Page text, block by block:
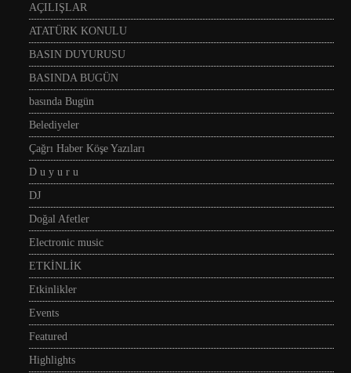
AÇILIŞLAR
ATATÜRK KONULU
BASIN DUYURUSU
BASINDA BUGÜN
basında Bugün
Belediyeler
Çağrı Haber Köşe Yazıları
D u y u r u
DJ
Doğal Afetler
Electronic music
ETKİNLİK
Etkinlikler
Events
Featured
Highlights